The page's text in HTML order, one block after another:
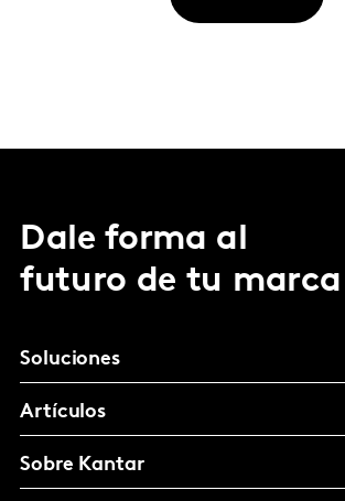
Dale forma al
futuro de tu marca
Soluciones
Artículos
Sobre Kantar